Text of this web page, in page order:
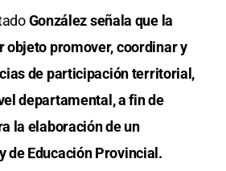
González señala que la
objeto promover, coordinar y
de participación territorial,
departamental, a fin de
la elaboración de un
de Educación Provincial.